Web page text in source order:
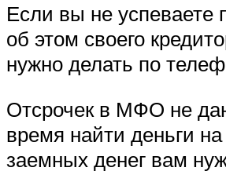
Если вы не успеваете
об этом своего
нужно делать по
Отсрочек в МФО не
время найти деньги
заемных денег вам